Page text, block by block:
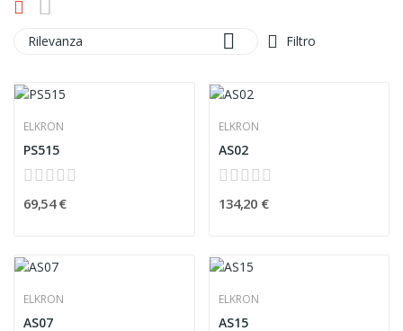
Rilevanza  Filtro
ELKRON
PS515
69,54 €
ELKRON
AS02
134,20 €
ELKRON
AS07
ELKRON
AS15